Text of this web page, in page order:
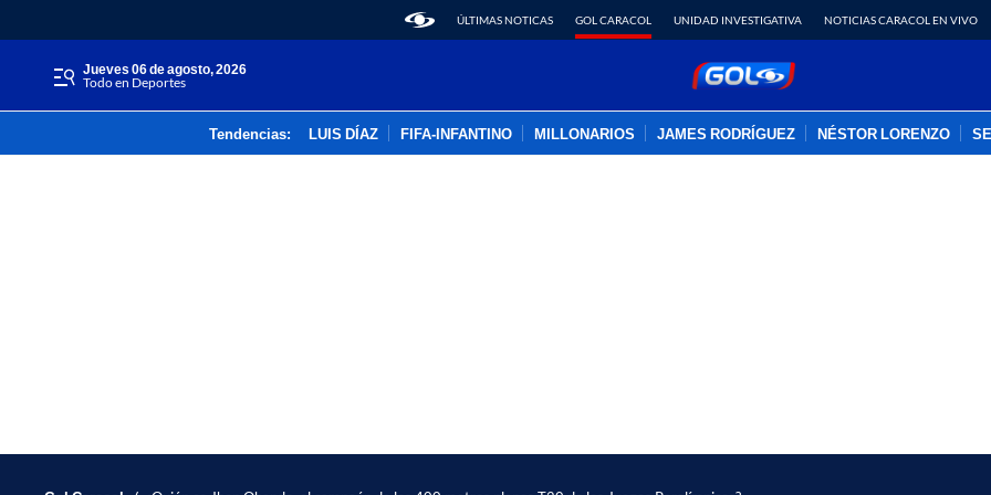
ÚLTIMAS NOTICAS GOL CARACOL UNIDAD INVESTIGATIVA NOTICIAS CARACOL EN VIVO
jueves 06 de agosto, 2026
Todo en Deportes
Tendencias: LUIS DÍAZ FIFA-INFANTINO MILLONARIOS JAMES RODRÍGUEZ NÉSTOR LORENZO